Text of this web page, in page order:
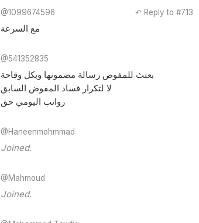
@1099674596 ↶ Reply to #713
مع السرعة
@541352835
بعتث للمفوض رسالة مضمونها وبكل وقاحة
لا لتكرار فساد المفوض السابق
رواتب اليومي حق
@Haneenmohmmad
Joined.
@Mahmoud
Joined.